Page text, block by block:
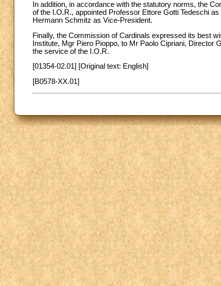
In addition, in accordance with the statutory norms, the
of the I.O.R., appointed Professor Ettore Gotti Tedeschi
Hermann Schmitz as Vice-President.
Finally, the Commission of Cardinals expressed its best
Institute, Mgr Piero Pioppo, to Mr Paolo Cipriani,
the service of the I.O.R.
[01354-02.01] [Original text: English]
[B0578-XX.01]